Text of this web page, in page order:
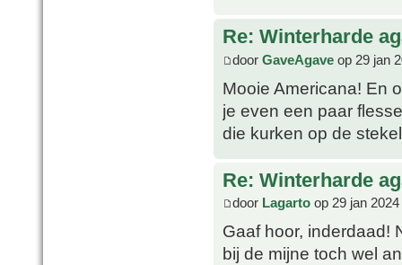
Re: Winterharde
door GaveAgave op 29 jan
Mooie Americana! En
je even een paar
die kurken op de
Re: Winterharde
door Lagarto op 29 jan
Gaaf hoor, inderdaad!
bij de mijne toch wel